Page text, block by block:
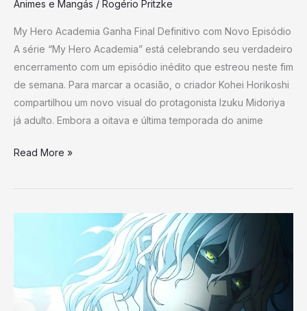
Animes e Mangás / Rogério Pritzke
My Hero Academia Ganha Final Definitivo com Novo Episódio
A série “My Hero Academia” está celebrando seu verdadeiro
encerramento com um episódio inédito que estreou neste fim
de semana. Para marcar a ocasião, o criador Kohei Horikoshi
compartilhou um novo visual do protagonista Izuku Midoriya
já adulto. Embora a oitava e última temporada do anime
Anime
Read More »
Personagem
Amado